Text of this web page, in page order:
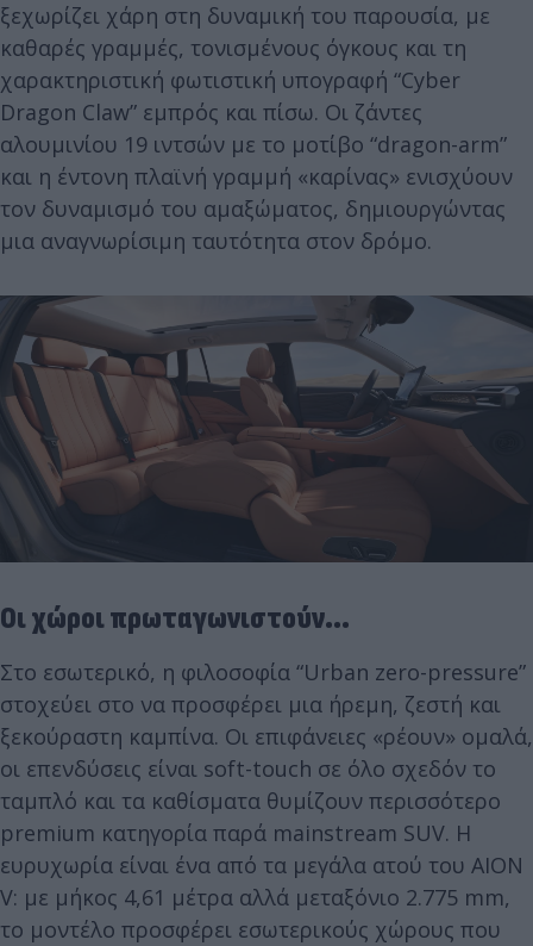
ξεχωρίζει χάρη στη δυναμική του παρουσία, με
καθαρές γραμμές, τονισμένους όγκους και τη
χαρακτηριστική φωτιστική υπογραφή “Cyber
Dragon Claw” εμπρός και πίσω. Οι ζάντες
αλουμινίου 19 ιντσών με το μοτίβο “dragon-arm”
και η έντονη πλαϊνή γραμμή «καρίνας» ενισχύουν
τον δυναμισμό του αμαξώματος, δημιουργώντας
μια αναγνωρίσιμη ταυτότητα στον δρόμο.
Οι χώροι πρωταγωνιστούν...
Στο εσωτερικό, η φιλοσοφία “Urban zero-pressure”
στοχεύει στο να προσφέρει μια ήρεμη, ζεστή και
ξεκούραστη καμπίνα. Οι επιφάνειες «ρέουν» ομαλά,
οι επενδύσεις είναι soft-touch σε όλο σχεδόν το
ταμπλό και τα καθίσματα θυμίζουν περισσότερο
premium κατηγορία παρά mainstream SUV. Η
ευρυχωρία είναι ένα από τα μεγάλα ατού του AION
V: με μήκος 4,61 μέτρα αλλά μεταξόνιο 2.775 mm,
το μοντέλο προσφέρει εσωτερικούς χώρους που